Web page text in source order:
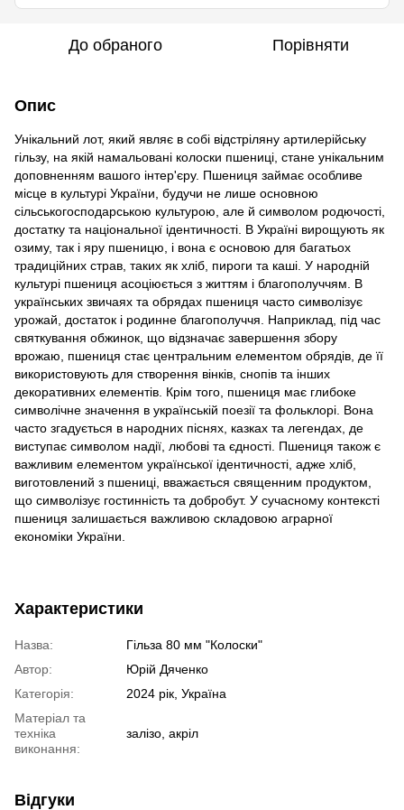
До обраного Порівняти
Опис
Унікальний лот, який являє в собі відстріляну артилерійську
гільзу, на якій намальовані колоски пшениці, стане унікальним
доповненням вашого інтер'єру. Пшениця займає особливе
місце в культурі України, будучи не лише основною
сільськогосподарською культурою, але й символом родючості,
достатку та національної ідентичності. В Україні вирощують як
озиму, так і яру пшеницю, і вона є основою для багатьох
традиційних страв, таких як хліб, пироги та каші. У народній
культурі пшениця асоціюється з життям і благополуччям. В
українських звичаях та обрядах пшениця часто символізує
урожай, достаток і родинне благополуччя. Наприклад, під час
святкування обжинок, що відзначає завершення збору
врожаю, пшениця стає центральним елементом обрядів, де її
використовують для створення вінків, снопів та інших
декоративних елементів. Крім того, пшениця має глибоке
символічне значення в українській поезії та фольклорі. Вона
часто згадується в народних піснях, казках та легендах, де
виступає символом надії, любові та єдності. Пшениця також є
важливим елементом української ідентичності, адже хліб,
виготовлений з пшениці, вважається священним продуктом,
що символізує гостинність та добробут. У сучасному контексті
пшениця залишається важливою складовою аграрної
економіки України.
Характеристики
Назва:
Гільза 80 мм "Колоски"
Автор:
Юрій Дяченко
Категорія:
2024 рік, Україна
Матеріал та
техніка
виконання:
залізо, акріл
Відгуки